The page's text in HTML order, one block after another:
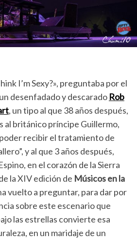
I’m Sexy?», preguntaba por el
desenfadado y descarado Rob
, un tipo al que 38 años después,
al británico príncipe Guillermo,
recibir el tratamiento de
y al que 3 años después,
en el corazón de la Sierra
la XIV edición de Músicos en la
vuelto a preguntar, para dar por
sobre este escenario que
las estrellas convierte esa
en un maridaje de un